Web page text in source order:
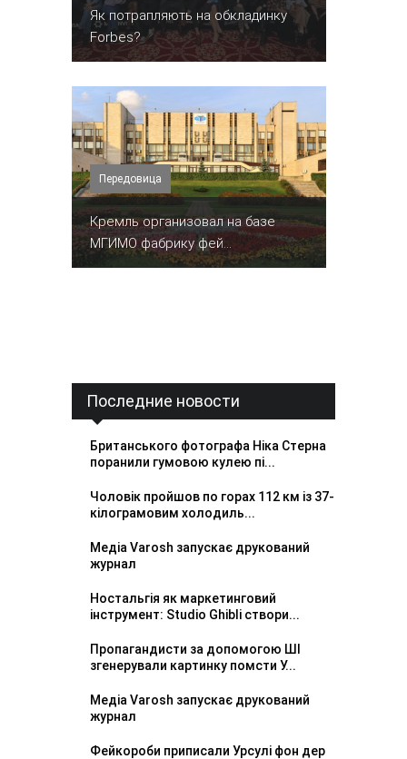
​Як потрапляють на обкладинку
Forbes?
Передовица
Кремль организовал на базе
МГИМО фабрику фей...
Последние новости
Британського фотографа Ніка Стерна
поранили гумовою кулею пі...
Чоловік пройшов по горах 112 км із 37-
кілограмовим холодиль...
Медіа Varosh запускає друкований
журнал
Ностальгія як маркетинговий
інструмент: Studio Ghibli створи...
Пропагандисти за допомогою ШІ
згенерували картинку помсти У...
Медіа Varosh запускає друкований
журнал
Фейкороби приписали Урсулі фон дер